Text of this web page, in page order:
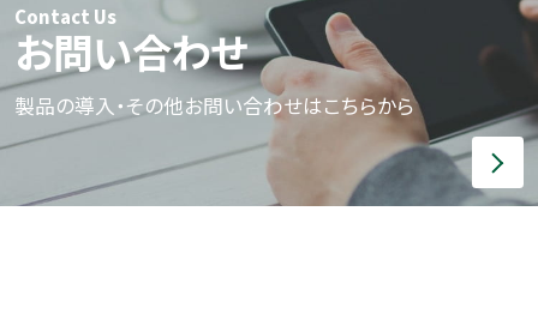
Contact Us
お問い合わせ
製品の導入・その他お問い合わせはこちらから